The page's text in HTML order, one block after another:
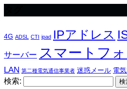
4G ADSL CTI ipad IPアドレス
サーバー スマートフ
LAN 第二種電気通信事業者 迷惑メール 電
検索: